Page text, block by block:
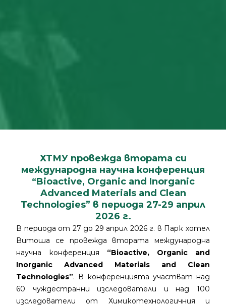
ХТМУ провежда втората си
международна научна конференция
“Bioactive, Organic and Inorganic
Advanced Materials and Clean
Technologies” в периода 27-29 април
2026 г.
В периода от 27 до 29 април 2026 г. в Парк хотел
Витоша се провежда втората международна
научна конференция “Bioactive, Organic and
Inorganic Advanced Materials and Clean
Technologies”. В конференцията участват над
60 чуждестранни изследователи и над 100
изследователи от Химикотехнологичния и